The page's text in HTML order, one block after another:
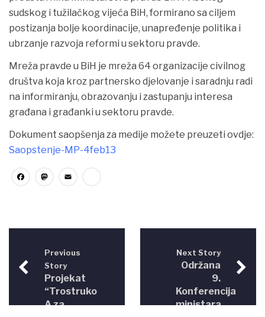
sudskog i tužilačkog vijeća BiH, formirano sa ciljem
postizanja bolje koordinacije, unapređenje politika i
ubrzanje razvoja reformi u sektoru pravde.
Mreža pravde u BiH je mreža 64 organizacije civilnog
društva koja kroz partnersko djelovanje i saradnju radi
na informiranju, obrazovanju i zastupanju interesa
građana i građanki u sektoru pravde.
Dokument saopšenja za medije možete preuzeti ovdje:
Saopstenje-MP-4feb13
Facebook
Mastodon
Previous
Story
Projekat
“Trostruko
A za
Next Story
Održana
9.
Konferencija
ministara